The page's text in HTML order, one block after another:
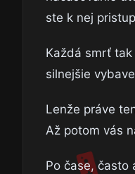
ste k nej
Každá smrť
silnejšie
Lenže práve
Až potom vás
Po čase, často